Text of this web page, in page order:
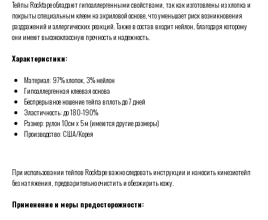
Тейпы Rocktape обладают гипоаллергенными свойствами, так как изготовлены из хлопка и
покрыты специальным клеем на акриловой основе, что уменьшает риск возникновения
раздражений и аллергических реакций. Также в состав входит нейлон, благодаря которому
они имеют высококлассную прочность и надежность.
Характеристики:
Материал: 97% хлопок, 3% нейлон
Гипоаллергенная клеевая основа
Беспрерывное ношение тейпа вплоть до 7 дней
Эластичность: до 180-190%
Размер: рулон 10см х 5м (имеются другие размеры)
Производство: США/Корея
При использовании тейпов Rocktape важно следовать инструкции и наносить кинезиотейп
без натяжения, предварительно очистить и обезжирить кожу.
Применение и меры предосторожности: